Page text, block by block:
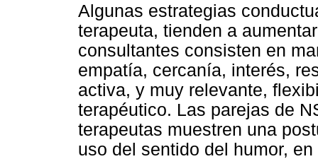
Algunas estrategias
terapeuta, tienden a
consultantes consisten en
empatía, cercanía, interés,
activa, y muy relevante,
terapéutico. Las parejas de
terapeutas muestren una
uso del sentido del humor,